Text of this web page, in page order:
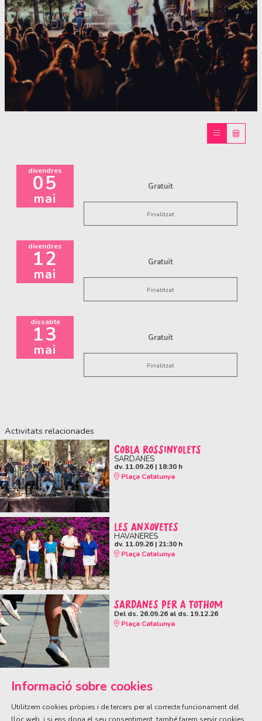
divendres
05
mai
Gratuït
Finalitzat
divendres
12
mai
Gratuït
Finalitzat
dissabte
13
mai
Gratuït
Finalitzat
Activitats relacionades
COBLA ROSSINYOLETS
SARDANES
dv. 11.09.26| 18:30 h
Plaça Catalunya
LES ANXOVETES
HAVANERES
dv. 11.09.26| 21:30 h
Plaça Catalunya
SARDANES PER A TOTHOM
Del ds. 26.09.26al ds. 19.12.26
Plaça Catalunya
Informació sobre cookies
Utilitzem cookies pròpies i de tercers per al correcte funcionament del